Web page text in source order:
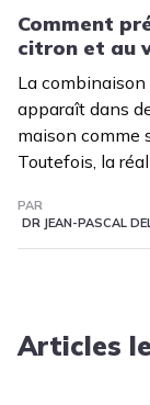
Comment
citron et au
La
apparaît dans
maison comme
Toutefois, la
PAR
DR JEAN-PASCAL
Articles